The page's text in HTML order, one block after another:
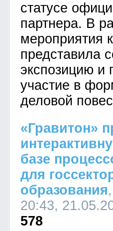
статусе
партнера. В
мероприятия
представила
экспозицию и
участие в
деловой
«Гравитон»
базе
для
образования
20:43,
578